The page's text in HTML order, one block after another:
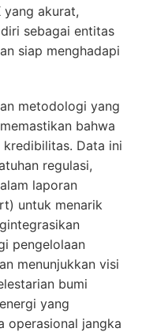
yang akurat,
sebagai entitas
siap menghadapi
metodologi yang
bahwa
kredibilitas. Data ini
regulasi,
laporan
untuk menarik
pengelolaan
menunjukkan visi
bumi
yang
operasional jangka